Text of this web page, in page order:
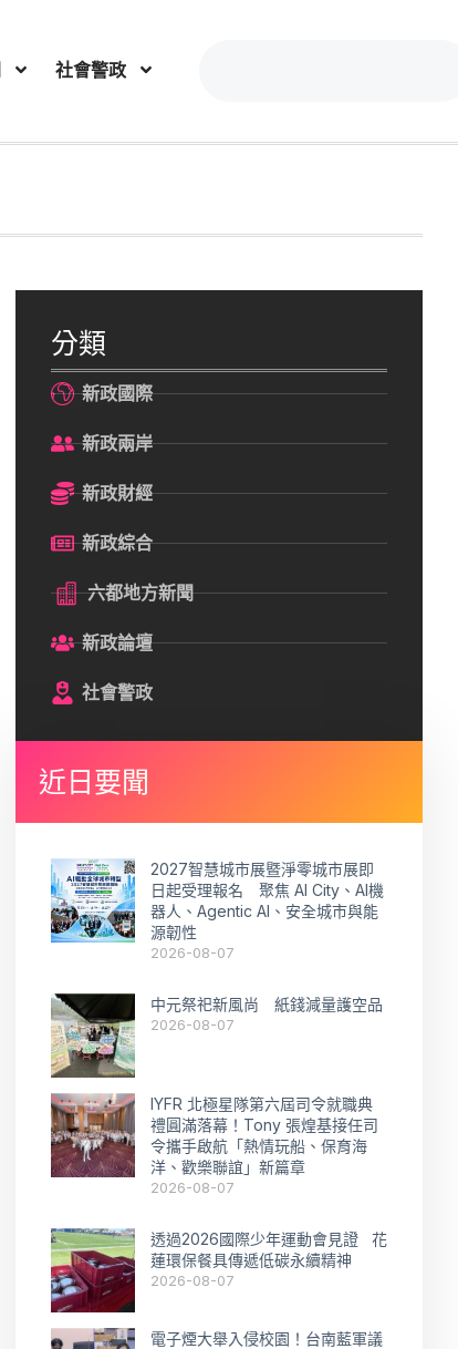
社會警政
分類
新政國際
新政兩岸
新政財經
新政綜合
六都地方新聞
新政論壇
社會警政
近日要聞
2027智慧城市展暨淨零城市展即
日起受理報名 聚焦 AI City、AI機
器人、Agentic AI、安全城市與能
源韌性
2026-08-07
中元祭祀新風尚 紙錢減量護空品
2026-08-07
IYFR 北極星隊第六屆司令就職典
禮圓滿落幕！Tony 張煌基接任司
令攜手啟航「熱情玩船、保育海
洋、歡樂聯誼」新篇章
2026-08-07
透過2026國際少年運動會見證 花
蓮環保餐具傳遞低碳永續精神
2026-08-07
電子煙大舉入侵校園！台南藍軍議